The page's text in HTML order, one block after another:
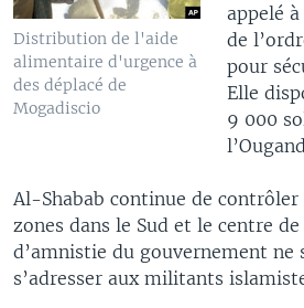
Distribution de l'aide
alimentaire d'urgence à
des déplacé de
Mogadiscio
appelé
de
pour
Elle
9 000
Al-Shabab continue de contrôler
zones dans le Sud et le centre
d’amnistie du gouvernement ne
s’adresser aux militants